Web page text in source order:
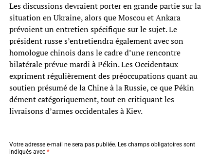
Les discussions devraient porter en grande partie sur la
situation en Ukraine, alors que Moscou et Ankara
prévoient un entretien spécifique sur le sujet. Le
président russe s’entretiendra également avec son
homologue chinois dans le cadre d’une rencontre
bilatérale prévue mardi à Pékin. Les Occidentaux
expriment régulièrement des préoccupations quant au
soutien présumé de la Chine à la Russie, ce que Pékin
dément catégoriquement, tout en critiquant les
livraisons d’armes occidentales à Kiev.
Votre adresse e-mail ne sera pas publiée. Les champs obligatoires sont
indiqués avec *